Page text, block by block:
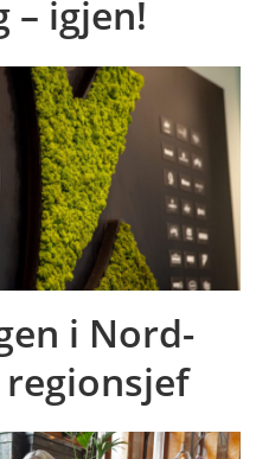
igjen!
i Nord-